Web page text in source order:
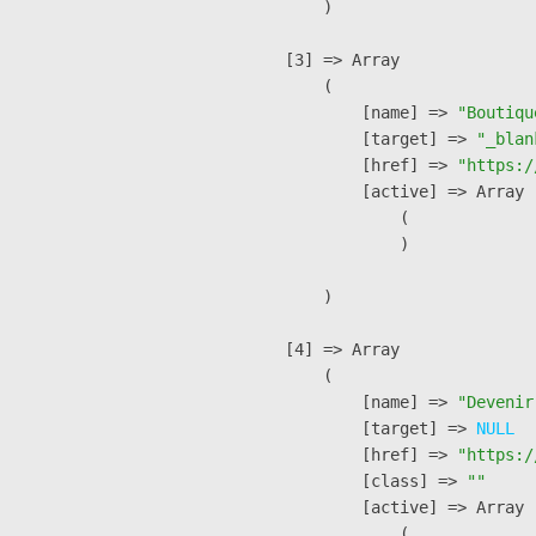
        )
    [3] => Array
        (
            [name] =>
            [target] =>
            [href] =>
"https://
            [active] => Array
                (
                )
        )
    [4] => Array
        (
            [name] =>
"Devenir
            [target] =>
NULL
            [href] =>
"https://
            [class] =>
""
            [active] => Array